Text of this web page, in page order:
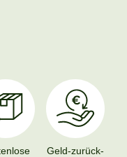
Geld-zurück-